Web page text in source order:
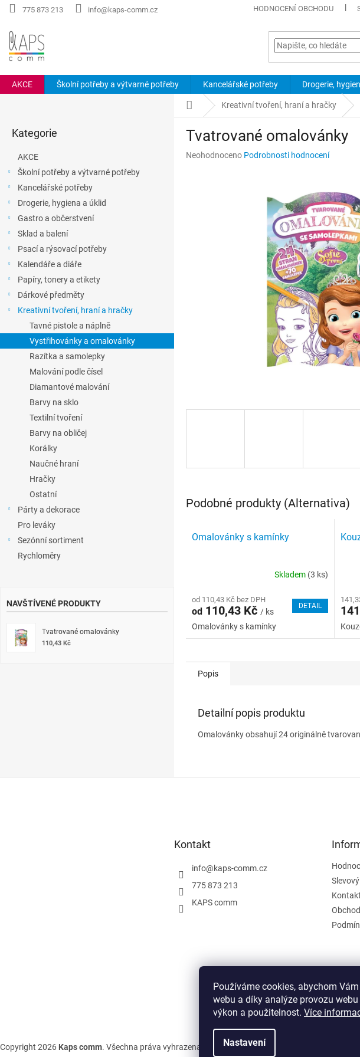
Používáme cookies, abychom
webu a díky analýze provozu
výkon a použitelnost. Více
Nastavení
Přejít
775 873 213 info@kaps-comm.cz HODNOCENÍ OBCHODU
AKCE Školní potřeby a výtvarné potřeby Kancelářské potřeby Drogerie,
kategorie
Kategorie
AKCE
Školní potřeby a výtvarné potřeby
Kancelářské potřeby
Drogerie, hygiena a úklid
Gastro a občerstvení
Sklad a balení
Psací a rýsovací potřeby
Kalendáře a diáře
Papíry, tonery a etikety
Dárkové předměty
Kreativní tvoření, hraní a hračky
Tavné pistole a náplně
Vystřihovánky a omalovánky
Razítka a samolepky
Malování podle čísel
Diamantové malování
Barvy na sklo
Textilní tvoření
Barvy na obličej
Korálky
Naučné hraní
Hračky
Ostatní
Párty a dekorace
Pro leváky
Sezónní sortiment
Rychloměry
NAVŠTÍVENÉ PRODUKTY
Tvatrované omalovánky
110,43 Kč
Domů Kreativní tvoření, hraní a hračky
Tvatrované omalovánky
Průměrné
Neohodnoceno Podrobnosti hodnocení
Podobné produkty (Alternativa)
Omalovánky s kamínky
Skladem (3 ks)
od 110,43 Kč bez DPH
od 110,43 Kč / ks
DETAIL
Omalovánky s kamínky
Popis
Detailní popis produktu
Omalovánky obsahují 24 originálně
Kontakt
info@kaps-comm.cz
775 873 213
KAPS comm
Copyright 2026 Kaps comm. Všechna práva vyhrazena.